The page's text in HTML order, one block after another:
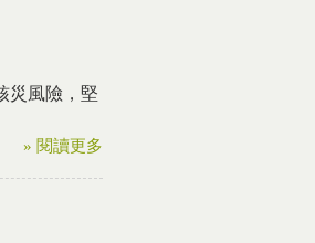
災風險，堅
» 閱讀更多